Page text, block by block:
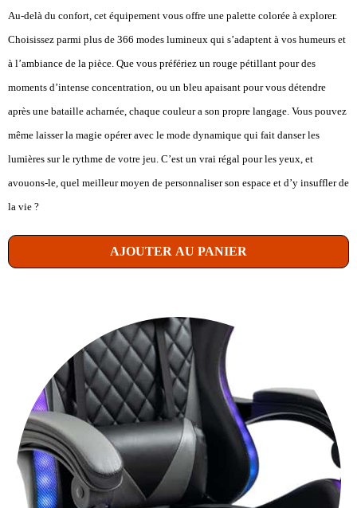
Au-delà du confort, cet équipement vous offre une palette colorée à explorer.
Choisissez parmi plus de 366 modes lumineux qui s’adaptent à vos humeurs et
à l’ambiance de la pièce. Que vous préfériez un rouge pétillant pour des
moments d’intense concentration, ou un bleu apaisant pour vous détendre
après une bataille acharnée, chaque couleur a son propre langage. Vous pouvez
même laisser la magie opérer avec le mode dynamique qui fait danser les
lumières sur le rythme de votre jeu. C’est un vrai régal pour les yeux, et
avouons-le, quel meilleur moyen de personnaliser son espace et d’y insuffler de
la vie ?
AJOUTER AU PANIER